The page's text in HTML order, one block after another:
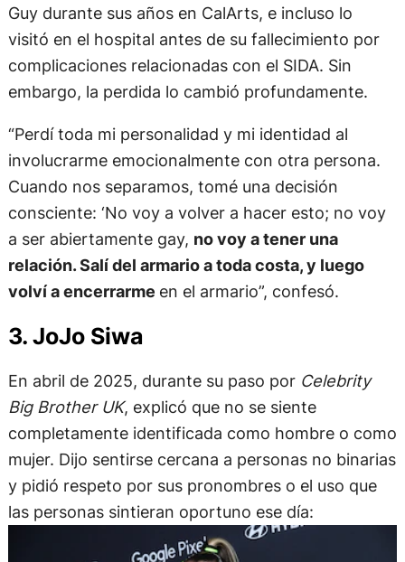
Guy durante sus años en CalArts, e incluso lo
visitó en el hospital antes de su fallecimiento por
complicaciones relacionadas con el SIDA. Sin
embargo, la perdida lo cambió profundamente.
“Perdí toda mi personalidad y mi identidad al
involucrarme emocionalmente con otra persona.
Cuando nos separamos, tomé una decisión
consciente: ‘No voy a volver a hacer esto; no voy
a ser abiertamente gay, no voy a tener una
relación. Salí del armario a toda costa, y luego
volví a encerrarme en el armario”, confesó.
3. JoJo Siwa
En abril de 2025, durante su paso por Celebrity
Big Brother UK, explicó que no se siente
completamente identificada como hombre o como
mujer. Dijo sentirse cercana a personas no binarias
y pidió respeto por sus pronombres o el uso que
las personas sintieran oportuno ese día: